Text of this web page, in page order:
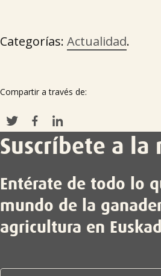
Categorías: Actualidad.
Compartir a través de:
Suscríbete a
Entérate de todo lo
mundo de la
agricultura en